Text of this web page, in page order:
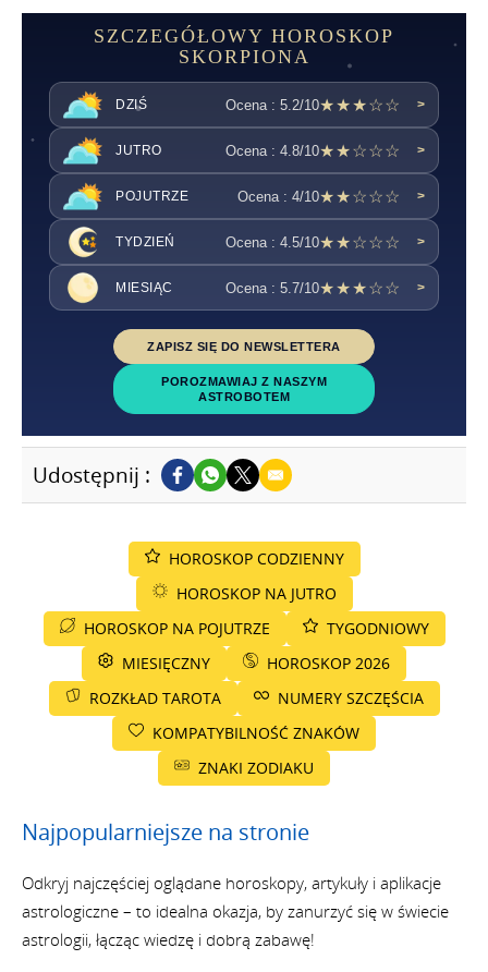
SZCZEGÓŁOWY HOROSKOP
SKORPIONA
DZIŚ Ocena : 5.2/10★★★☆☆ >
JUTRO Ocena : 4.8/10★★☆☆☆ >
POJUTRZE Ocena : 4/10★★☆☆☆ >
TYDZIEŃ Ocena : 4.5/10★★☆☆☆ >
MIESIĄC Ocena : 5.7/10★★★☆☆ >
ZAPISZ SIĘ DO NEWSLETTERA
POROZMAWIAJ Z NASZYM
ASTROBOTEM
Udostępnij :
HOROSKOP CODZIENNY
HOROSKOP NA JUTRO
HOROSKOP NA POJUTRZE
TYGODNIOWY
MIESIĘCZNY
HOROSKOP 2026
ROZKŁAD TAROTA
NUMERY SZCZĘŚCIA
KOMPATYBILNOŚĆ ZNAKÓW
ZNAKI ZODIAKU
Najpopularniejsze na stronie
Odkryj najczęściej oglądane horoskopy, artykuły i aplikacje
astrologiczne – to idealna okazja, by zanurzyć się w świecie
astrologii, łącząc wiedzę i dobrą zabawę!